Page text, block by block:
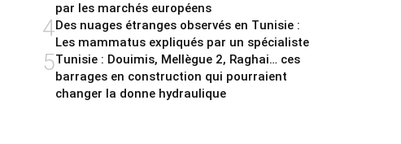
par les marchés européens
4Des nuages étranges observés en Tunisie :
Les mammatus expliqués par un spécialiste
5Tunisie : Douimis, Mellègue 2, Raghai… ces
barrages en construction qui pourraient
changer la donne hydraulique